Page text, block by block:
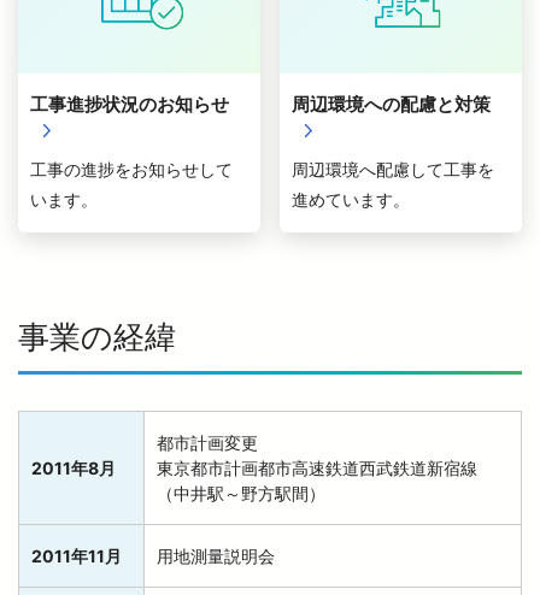
工事進捗状況のお知らせ
工事の進捗をお知らせして
います。
周辺環境への配慮と対策
周辺環境へ配慮して工事を
進めています。
事業の経緯
2011年8月
都市計画変更
東京都市計画都市高速鉄道西武鉄道新宿線
（中井駅～野方駅間）
2011年11月 用地測量説明会